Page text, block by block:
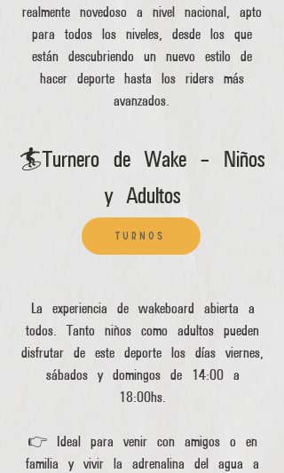
realmente novedoso a nivel nacional, apto
para todos los niveles, desde los que
están descubriendo un nuevo estilo de
hacer deporte hasta los riders más
avanzados.
🏄Turnero de Wake – Niños
y Adultos​
turnos
La experiencia de wakeboard abierta a
todos. Tanto niños como adultos pueden
disfrutar de este deporte los días viernes,
sábados y domingos de 14:00 a
18:00hs.
👉 Ideal para venir con amigos o en
familia y vivir la adrenalina del agua a